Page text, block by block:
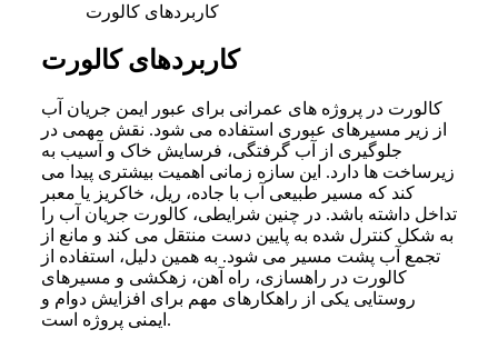
کاربردهای کالورت
کاربردهای کالورت
کالورت در پروژه های عمرانی برای عبور ایمن جریان آب
از زیر مسیرهای عبوری استفاده می شود. نقش مهمی در
جلوگیری از آب گرفتگی، فرسایش خاک و آسیب به
زیرساخت ها دارد. این سازه زمانی اهمیت بیشتری پیدا می
کند که مسیر طبیعی آب با جاده، ریل، خاکریز یا معبر
تداخل داشته باشد. در چنین شرایطی، کالورت جریان آب را
به شکل کنترل شده به پایین دست منتقل می کند و مانع از
تجمع آب پشت مسیر می شود. به همین دلیل، استفاده از
کالورت در راهسازی، راه آهن، زهکشی و مسیرهای
روستایی یکی از راهکارهای مهم برای افزایش دوام و
ایمنی پروژه است.